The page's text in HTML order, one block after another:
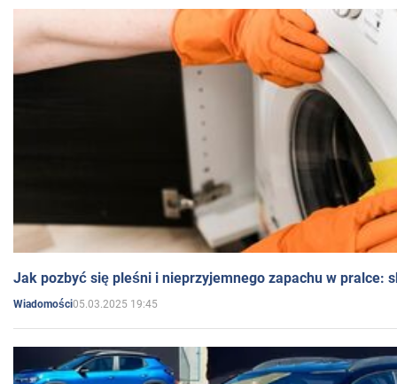
Jak pozbyć się pleśni i nieprzyjemnego zapachu w pralce:
Wiadomości05.03.2025 19:45